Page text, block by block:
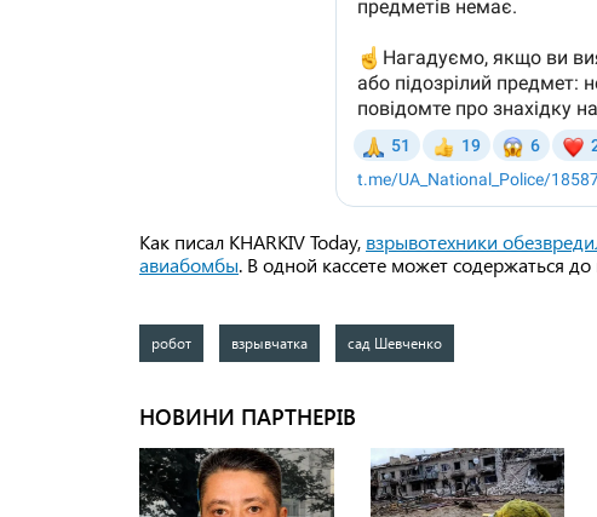
Как писал KHARKIV Today, взрывотехники
авиабомбы. В одной кассете может содержаться
робот взрывчатка сад Шевченко